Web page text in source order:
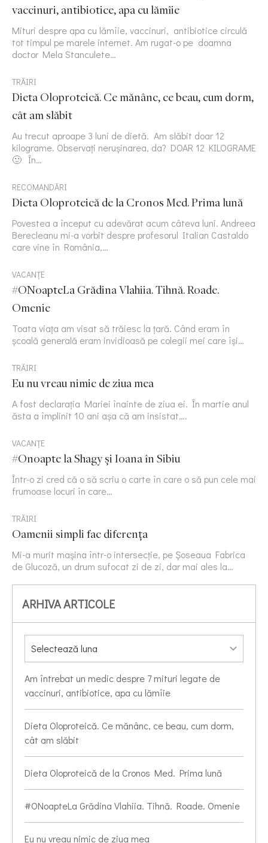
vaccinuri, antibiotice, apa cu lămîie
Mituri despre apa cu lămîie, vaccinuri, antibiotice circulă
tot timpul pe marele internet. Am rugat-o pe doamna
doctor Mela Stanculete…
TRĂIRI
Dieta Oloproteică. Ce mănânc, ce beau, cum dorm,
cât am slăbit
Au trecut aproape 3 luni de dietă. Am slăbit doar 12
kilograme. Observați nerușinarea, da? DOAR 12 KILOGRAME
🙂 În…
RECOMANDĂRI
Dieta Oloproteică de la Cronos Med. Prima lună
Povestea a început cu adevărat acum câteva luni. Andreea
Berecleanu mi-a vorbit despre profesorul Italian Castaldo
care vine în România,…
VACANȚE
#ONoapteLa Grădina Vlahiia. Tihnă. Roade.
Omenie
Toata viața am visat să trăiesc la țară. Când eram în
școală generală eram invidioasă pe colegii mei care își…
TRĂIRI
Eu nu vreau nimic de ziua mea
A fost declarația Mariei înainte de ziua ei. În martie anul
ăsta a împlinit 10 ani așa că am insistat….
VACANȚE
#Onoapte la Shagy și Ioana în Sibiu
Într-o zi cred că o să scriu o carte în care o să pun cele mai
frumoase locuri în care…
TRĂIRI
Oamenii simpli fac diferența
Mi-a murit mașina într-o intersecție, pe Șoseaua Fabrica
de Glucoză, un drum sufocat zi de zi, dar mai ales la…
ARHIVA ARTICOLE
Am întrebat un medic despre 7 mituri legate de
vaccinuri, antibiotice, apa cu lămîie
Dieta Oloproteică. Ce mănânc, ce beau, cum dorm,
cât am slăbit
Dieta Oloproteică de la Cronos Med. Prima lună
#ONoapteLa Grădina Vlahiia. Tihnă. Roade. Omenie
Eu nu vreau nimic de ziua mea